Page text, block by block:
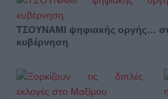
ΤΣΟΥΝΑΜΙ ψηφιακής οργής…
κυβέρνηση